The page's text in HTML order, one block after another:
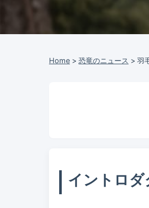
Home > 恐竜のニュース > 羽
イントロダ